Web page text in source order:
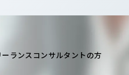
ランスコンサルタントの方